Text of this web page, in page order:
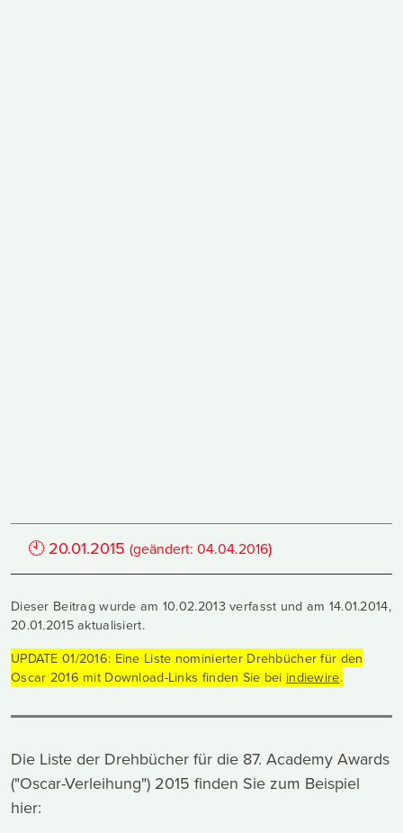
🕙 20.01.2015 (geändert:04.04.2016)
Dieser Beitrag wurde am 10.02.2013 verfasst und am 14.01.2014,
20.01.2015 aktualisiert.
UPDATE 01/2016: Eine Liste nominierter Drehbücher für den
Oscar 2016 mit Download-Links finden Sie bei indiewire.
Die Liste der Drehbücher für die 87. Academy Awards
("Oscar-Verleihung") 2015 finden Sie zum Beispiel
hier: